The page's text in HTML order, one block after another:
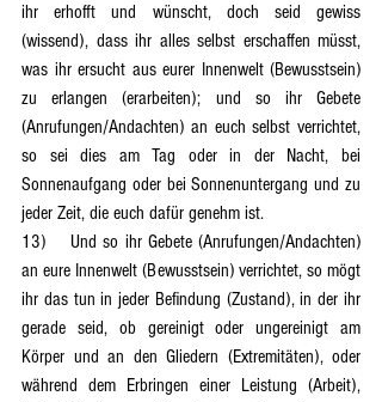
ihr erhofft und wünscht, doch seid gewiss
(wissend), dass ihr alles selbst erschaffen müsst,
was ihr ersucht aus eurer Innenwelt (Bewusstsein)
zu erlangen (erarbeiten); und so ihr Gebete
(Anrufungen/Andachten) an euch selbst verrichtet,
so sei dies am Tag oder in der Nacht, bei
Sonnenaufgang oder bei Sonnenuntergang und zu
jeder Zeit, die euch dafür genehm ist.
13)	Und so ihr Gebete (Anrufungen/Andachten)
an eure Innenwelt (Bewusstsein) verrichtet, so mögt
ihr das tun in jeder Befindung (Zustand), in der ihr
gerade seid, ob gereinigt oder ungereinigt am
Körper und an den Gliedern (Extremitäten), oder
während dem Erbringen einer Leistung (Arbeit),